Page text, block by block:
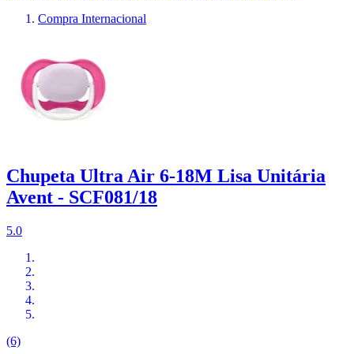
Compra Internacional
Chupeta Ultra Air 6-18M Lisa Unitária
Avent - SCF081/18
5.0
(6)